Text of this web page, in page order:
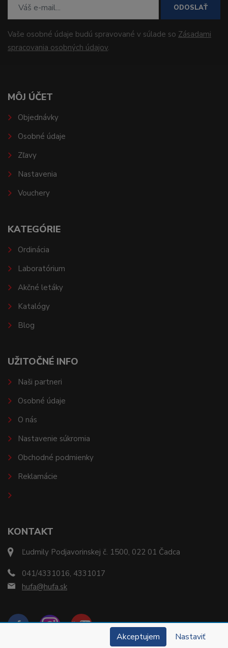
ODOSLAŤ
Vaše osobné údaje budú spravované v súlade so Zásadami
spracovania osobných údajov.
KONTAKT
Ľudmily Podjavorinskej č. 1500, 022 01 Čadca
041/4331016, 4331017
hufa@hufa.sk
MÔJ ÚČET
Objednávky
Osobné údaje
Zľavy
Nastavenia
Vouchery
KATEGÓRIE
Ordinácia
Laboratórium
Akčné letáky
Katalógy
Blog
UŽITOČNÉ INFO
Naši partneri
Osobné údaje
O nás
Nastavenie súkromia
Obchodné podmienky
Reklamácie
Akceptujem Nastaviť